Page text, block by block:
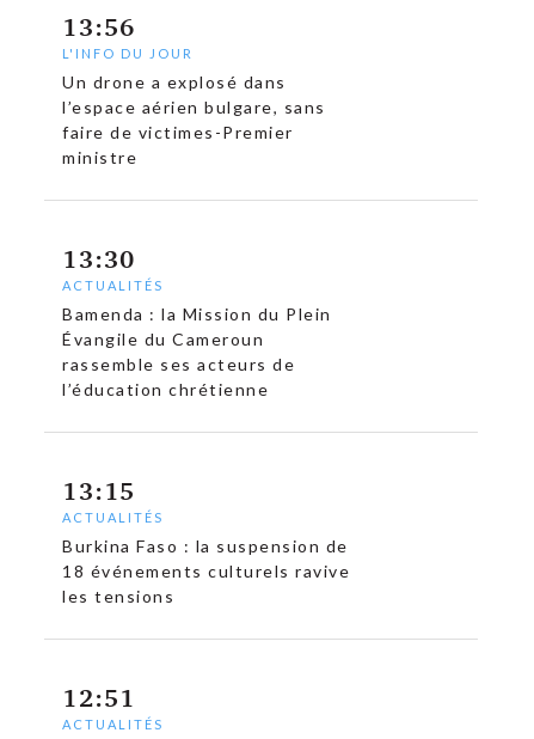
13:56
L'INFO DU JOUR
Un drone a explosé dans
l’espace aérien bulgare, sans
faire de victimes-Premier
ministre
13:30
ACTUALITÉS
Bamenda : la Mission du Plein
Évangile du Cameroun
rassemble ses acteurs de
l’éducation chrétienne
13:15
ACTUALITÉS
Burkina Faso : la suspension de
18 événements culturels ravive
les tensions
12:51
ACTUALITÉS